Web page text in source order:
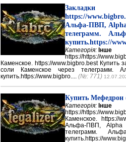
Закладки
https://
Альфа-ПВП, Alpha
телеграмм.
купить.https://
Категорія: Інше
https://https://
Каменское. https://www.bigbro.best Купить
соли Каменское через телеграмм.
купить.https://www.bigbro.... (№: 771)
Купить
Категорія: Інше
https://https://
Каменское. https://
Альфа-ПВП, Alpha
телеграмм.
купить.https://